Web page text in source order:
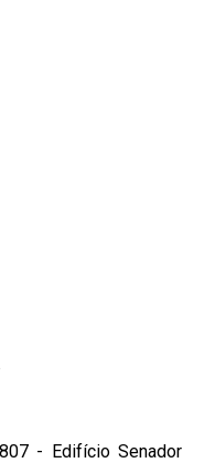
- Edifício Senador